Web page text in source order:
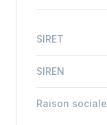
SIRET
SIREN
Raison sociale